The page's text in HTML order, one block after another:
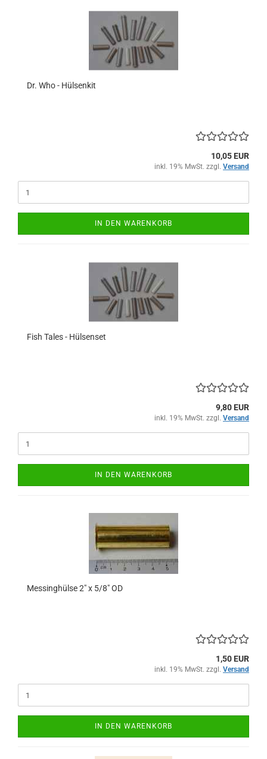
Dr. Who - Hülsenkit
10,05 EUR
inkl. 19% MwSt. zzgl. Versand
IN DEN WARENKORB
Fish Tales - Hülsenset
9,80 EUR
inkl. 19% MwSt. zzgl. Versand
IN DEN WARENKORB
Messinghülse 2" x 5/8" OD
1,50 EUR
inkl. 19% MwSt. zzgl. Versand
IN DEN WARENKORB